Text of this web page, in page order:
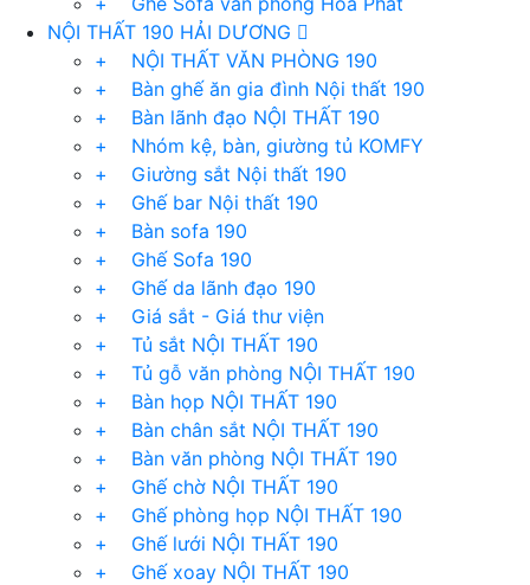
NỘI THẤT 190 HẢI DƯƠNG
+ NỘI THẤT VĂN PHÒNG 190
+ Bàn ghế ăn gia đình Nội thất 190
+ Bàn lãnh đạo NỘI THẤT 190
+ Nhóm kệ, bàn, giường tủ KOMFY
+ Giường sắt Nội thất 190
+ Ghế bar Nội thất 190
+ Bàn sofa 190
+ Ghế Sofa 190
+ Ghế da lãnh đạo 190
+ Giá sắt - Giá thư viện
+ Tủ sắt NỘI THẤT 190
+ Tủ gỗ văn phòng NỘI THẤT 190
+ Bàn họp NỘI THẤT 190
+ Bàn chân sắt NỘI THẤT 190
+ Bàn văn phòng NỘI THẤT 190
+ Ghế chờ NỘI THẤT 190
+ Ghế phòng họp NỘI THẤT 190
+ Ghế lưới NỘI THẤT 190
+ Ghế xoay NỘI THẤT 190